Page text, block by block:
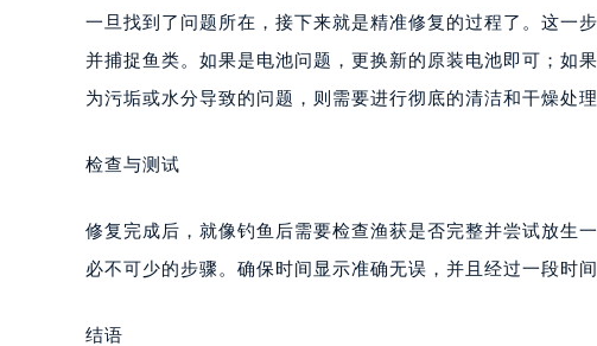
一旦找到了问题所在，接下来就是精准修复的过程了。这一
并捕捉鱼类。如果是电池问题，更换新的原装电池即可；如
为污垢或水分导致的问题，则需要进行彻底的清洁和干燥处理
检查与测试
修复完成后，就像钓鱼后需要检查渔获是否完整并尝试放生
必不可少的步骤。确保时间显示准确无误，并且经过一段时
结语